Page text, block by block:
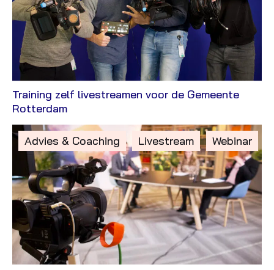
Training zelf livestreamen voor de Gemeente
RotterdamBekijk
Case
Gepost
in
de
categorie:
Advies & Coaching Livestream Webinar